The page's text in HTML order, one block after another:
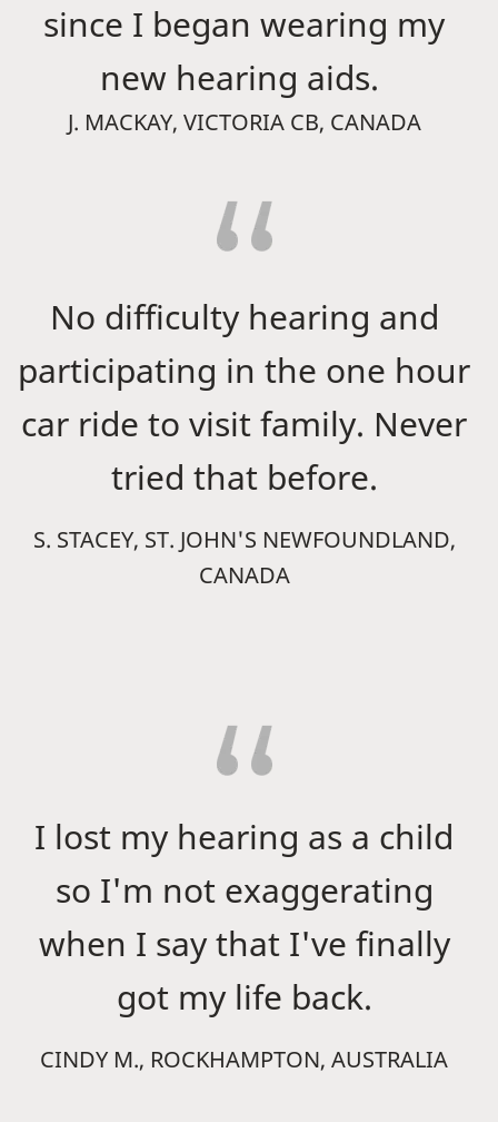
since I began wearing my
new hearing aids.
J. MACKAY, VICTORIA CB, CANADA
No difficulty hearing and
participating in the one hour
car ride to visit family. Never
tried that before.
S. STACEY, ST. JOHN'S NEWFOUNDLAND,
CANADA
I lost my hearing as a child
so I'm not exaggerating
when I say that I've finally
got my life back.
CINDY M., ROCKHAMPTON, AUSTRALIA